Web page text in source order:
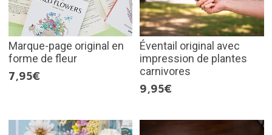
Marque-page original en
forme de fleur
7,95€
Éventail original avec
impression de plantes
carnivores
9,95€